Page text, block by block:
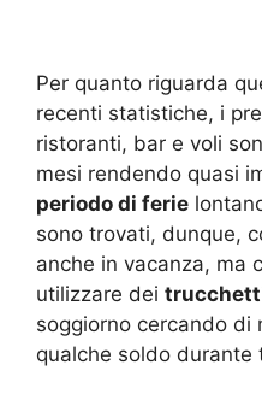
Per quanto riguarda
recenti statistiche, i
ristoranti, bar e voli
mesi rendendo quasi
periodo di ferie
sono trovati, dunque,
anche in vacanza, ma
utilizzare dei
soggiorno cercando di
qualche soldo durante